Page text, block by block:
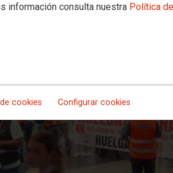
información consulta nuestra Política
cookies Configurar cookies